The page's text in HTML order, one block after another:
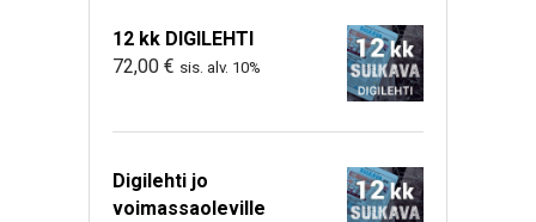
12 kk DIGILEHTI
72,00 € sis. alv. 10%
Digilehti jo
voimassaoleville